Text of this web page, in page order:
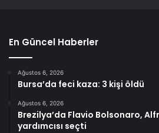
En Güncel Haberler
Ağustos 6, 2026
Bursa’da feci kaza: 3 kişi öldü
Ağustos 6, 2026
Brezilya’da Flavio Bolsonaro,
yardımcısı seçti